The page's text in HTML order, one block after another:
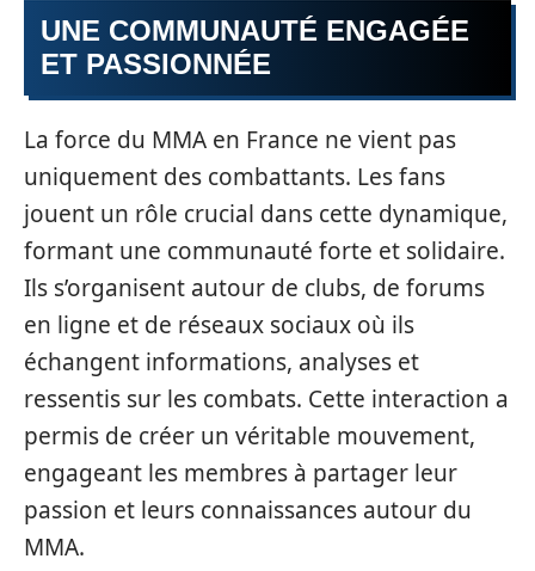
UNE COMMUNAUTÉ ENGAGÉE
ET PASSIONNÉE
La force du MMA en France ne vient pas
uniquement des combattants. Les fans
jouent un rôle crucial dans cette dynamique,
formant une communauté forte et solidaire.
Ils s’organisent autour de clubs, de forums
en ligne et de réseaux sociaux où ils
échangent informations, analyses et
ressentis sur les combats. Cette interaction a
permis de créer un véritable mouvement,
engageant les membres à partager leur
passion et leurs connaissances autour du
MMA.